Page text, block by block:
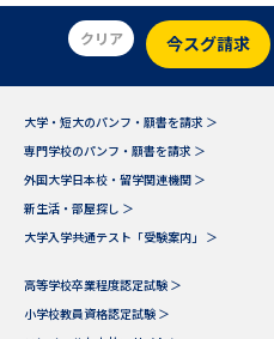
Ｑ＆Ａ よくあるご質問
資料の料金の
お支払いについて
テレメール
お支払いサイト
特定商取引表記
クリア 今スグ請求
大学・短大のパンフ・願書を請求 ＞
専門学校のパンフ・願書を請求 ＞
外国大学日本校・留学関連機関 ＞
新生活・部屋探し ＞
大学入学共通テスト「受験案内」 ＞
高等学校卒業程度認定試験 ＞
小学校教員資格認定試験 ＞